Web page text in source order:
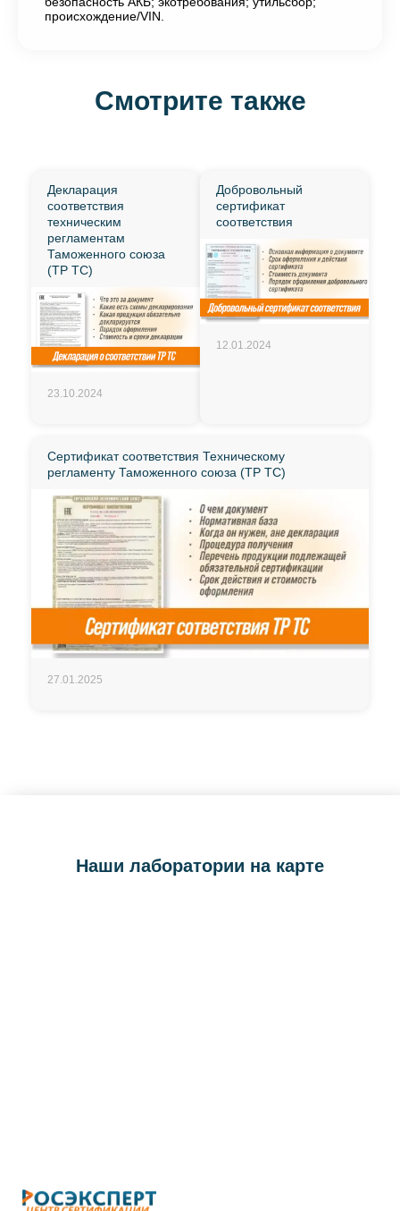
происхождение/VIN.
Смотрите также
Декларация
соответствия
техническим
регламентам
Таможенного союза
(ТР ТС)
23.10.2024
Добровольный
сертификат
соответствия
12.01.2024
Сертификат соответствия Техническому
регламенту Таможенного союза (ТР ТС)
27.01.2025
Наши лаборатории на карте